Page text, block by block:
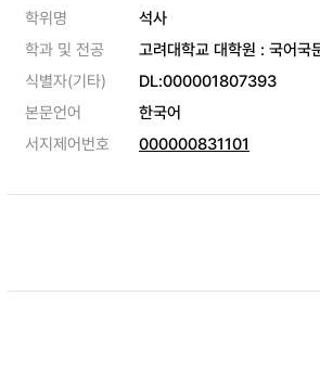
학위명
석사
학과 및 전공
고려대학교 대학원 : 국어국
식별자(기타)
DL:000001807393
본문언어
한국어
서지제어번호
000000831101